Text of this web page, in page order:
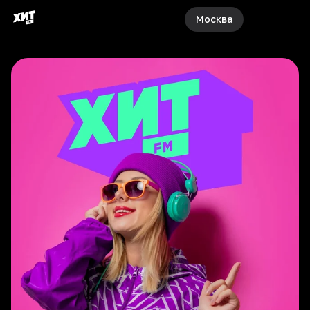
Москва